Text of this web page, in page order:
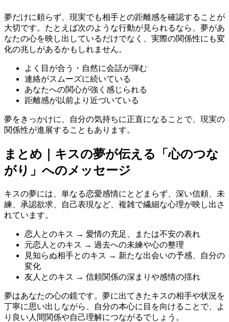
夢だけに頼らず、現実でも相手との距離感を確認することが
大切です。たとえば次のような行動が見られるなら、夢があ
なたの心を映し出しているだけでなく、実際の関係性にも変
化の兆しがあるかもしれません。
よく目が合う・自然に会話が弾む
連絡がスムーズに続いている
あなたへの関心が強く感じられる
距離感が以前より近づいている
夢をきっかけに、自分の気持ちに正直になることで、現実の
関係性が進展することもあります。
まとめ｜キスの夢が伝える「心のつな
がり」へのメッセージ
キスの夢には、単なる恋愛感情にとどまらず、深い信頼、未
練、承認欲求、自己表現など、複雑で繊細な心理が映し出さ
れています。
恋人とのキス → 愛情の充足、または不安の表れ
元恋人とのキス → 過去への未練や心の整理
見知らぬ相手とのキス → 新たな出会いの予感、自分の
変化
友人とのキス → 信頼関係の深まりや感情の揺れ
夢はあなたの心の鏡です。夢に出てきたキスの相手や状況を
丁寧に思い出しながら、自分の本心に目を向けることで、よ
り良い人間関係や自己理解につながるでしょう。